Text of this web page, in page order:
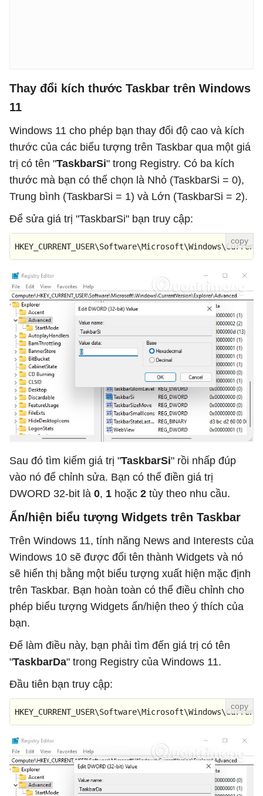
Thay đổi kích thước Taskbar trên Windows
11
Windows 11 cho phép bạn thay đổi độ cao và kích
thước của các biểu tượng trên Taskbar qua một giá
trị có tên "TaskbarSi" trong Registry. Có ba kích
thước mà bạn có thể chọn là Nhỏ (TaskbarSi = 0),
Trung bình (TaskbarSi = 1) và Lớn (TaskbarSi = 2).
Để sửa giá trị "TaskbarSi" bạn truy cập:
Sau đó tìm kiếm giá trị "TaskbarSi" rồi nhấp đúp
vào nó để chỉnh sửa. Bạn có thể điền giá trị
DWORD 32-bit là 0, 1 hoặc 2 tùy theo nhu cầu.
Ẩn/hiện biểu tượng Widgets trên Taskbar
Trên Windows 11, tính năng News and Interests của
Windows 10 sẽ được đổi tên thành Widgets và nó
sẽ hiển thị bằng một biểu tượng xuất hiện mặc định
trên Taskbar. Bạn hoàn toàn có thể điều chỉnh cho
phép biểu tượng Widgets ẩn/hiện theo ý thích của
bạn.
Để làm điều này, bạn phải tìm đến giá trị có tên
"TaskbarDa" trong Registry của Windows 11.
Đầu tiên bạn truy cập: